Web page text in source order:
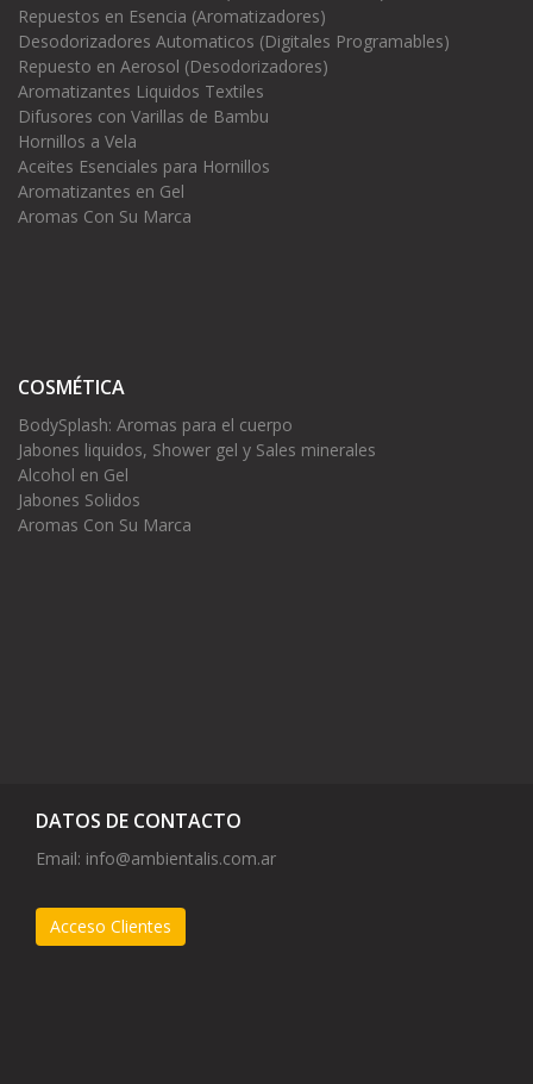
Repuestos en Esencia (Aromatizadores)
Desodorizadores Automaticos (Digitales Programables)
Repuesto en Aerosol (Desodorizadores)
Aromatizantes Liquidos Textiles
Difusores con Varillas de Bambu
Hornillos a Vela
Aceites Esenciales para Hornillos
Aromatizantes en Gel
Aromas Con Su Marca
COSMÉTICA
BodySplash: Aromas para el cuerpo
Jabones liquidos, Shower gel y Sales minerales
Alcohol en Gel
Jabones Solidos
Aromas Con Su Marca
DATOS DE CONTACTO
Email: info@ambientalis.com.ar
Acceso Clientes